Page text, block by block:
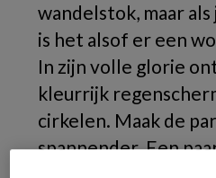
wandelstok, maar
is het alsof er een
In zijn volle glorie
kleurrijk
cirkelen. Maak de
spannender. Een